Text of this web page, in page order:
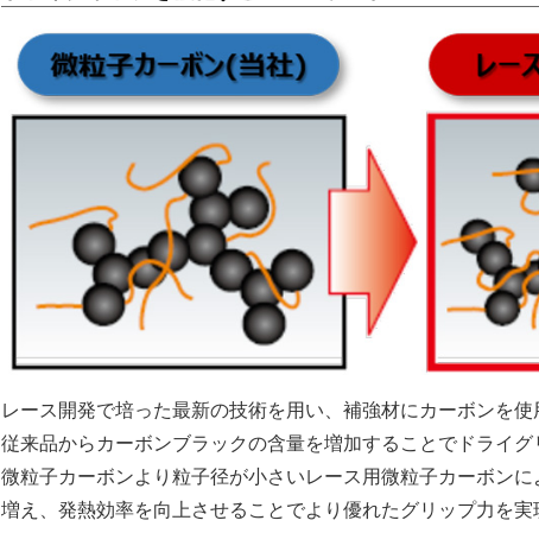
レース開発で培った最新の技術を用い、補強材にカーボンを使
従来品からカーボンブラックの含量を増加することでドライ
微粒子カーボンより粒子径が小さいレース用微粒子カーボン
増え、発熱効率を向上させることでより優れたグリップ力を